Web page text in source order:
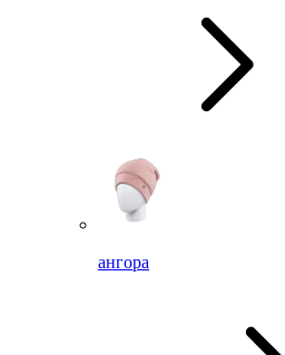
ангора